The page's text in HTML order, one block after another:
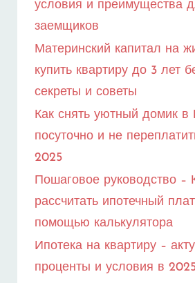
условия и преимущества
заемщиков
Материнский капитал на
купить квартиру до 3 лет
секреты и советы
Как снять уютный домик в
посуточно и не
2025
Пошаговое руководство –
рассчитать ипотечный
помощью калькулятора
Ипотека на квартиру –
проценты и условия в